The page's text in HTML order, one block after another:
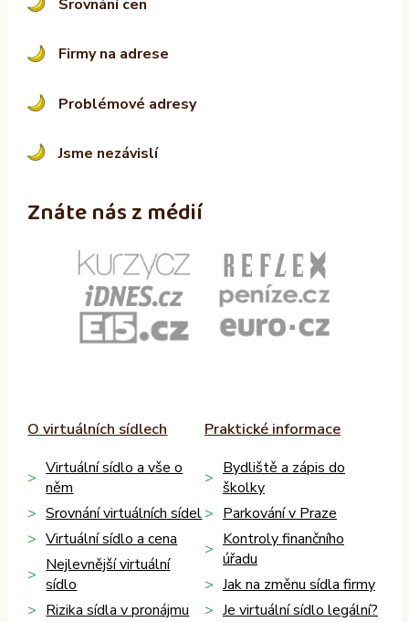
Srovnání cen
Firmy na adrese
Problémové adresy
Jsme nezávislí
Znáte nás z médií
O virtuálních sídlech
Virtuální sídlo a vše o
něm
Srovnání virtuálních sídel
Virtuální sídlo a cena
Nejlevnější virtuální
sídlo
Rizika sídla v pronájmu
Praktické informace
Bydliště a zápis do
školky
Parkování v Praze
Kontroly finančního
úřadu
Jak na změnu sídla firmy
Je virtuální sídlo legální?